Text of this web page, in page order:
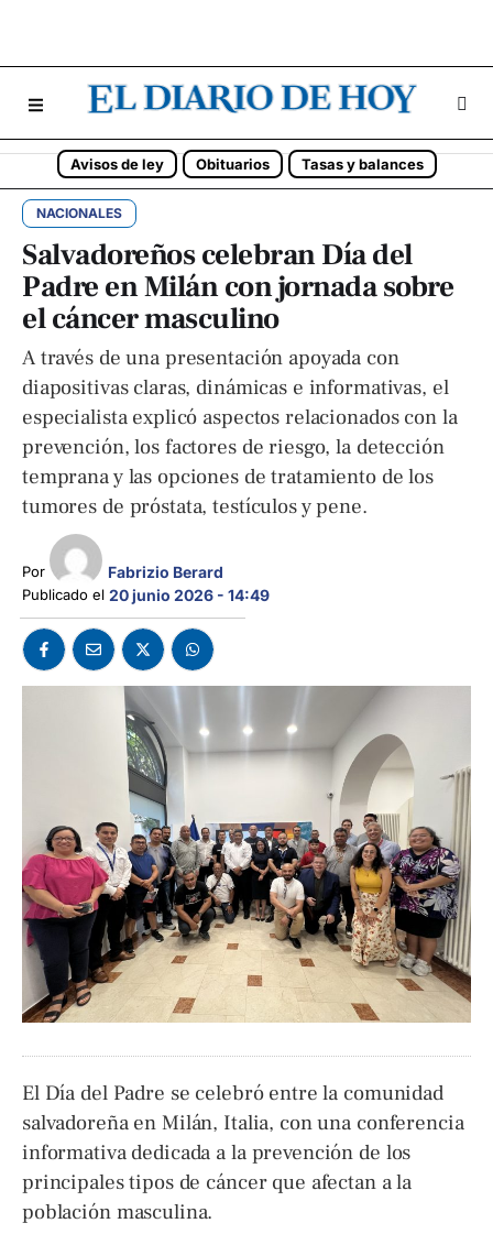
Avisos de ley Obituarios Tasas y balances
NACIONALES
Salvadoreños celebran Día del
Padre en Milán con jornada sobre
el cáncer masculino
A través de una presentación apoyada con
diapositivas claras, dinámicas e informativas, el
especialista explicó aspectos relacionados con la
prevención, los factores de riesgo, la detección
temprana y las opciones de tratamiento de los
tumores de próstata, testículos y pene.
Por Fabrizio Berard
Publicado el 20 junio 2026 - 14:49
El Día del Padre se celebró entre la comunidad
salvadoreña en Milán, Italia, con una conferencia
informativa dedicada a la prevención de los
principales tipos de cáncer que afectan a la
población masculina.